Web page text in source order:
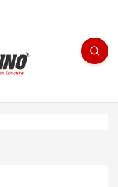
noticias/editorial